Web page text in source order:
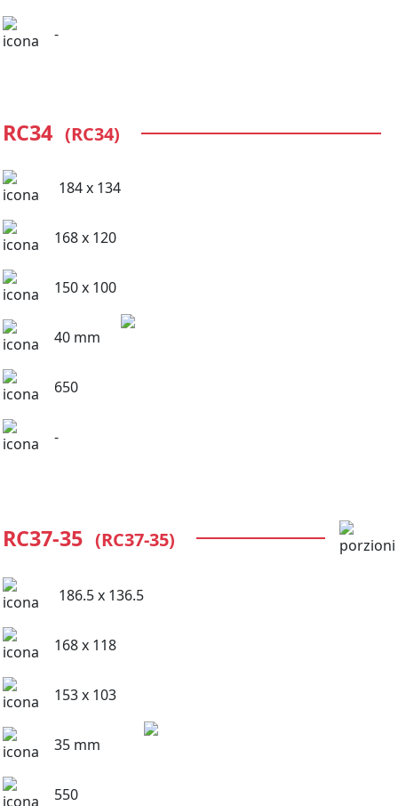
-
RC34 (RC34)
184 x 134
168 x 120
150 x 100
40 mm
650
-
RC37-35 (RC37-35)
186.5 x 136.5
168 x 118
153 x 103
35 mm
550